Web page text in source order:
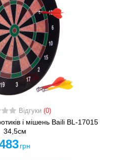
Відгуки (0)
і мішень Baili BL-17015
34,5см
грн